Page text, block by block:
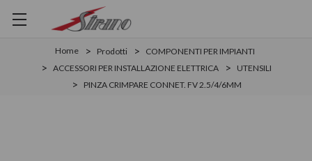
Home Prodotti
COMPONENTI PER IMPIANTI
ACCESSORI PER INSTALLAZIONE ELETTRICA
UTENSILI
PINZA CRIMPARE CONNET. FV 2.5/4/6MM